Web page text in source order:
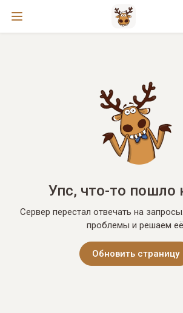
Упс, что-то пошло
Сервер перестал отвечать на
проблемы и решаем
Обновить страницу